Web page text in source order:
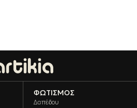
ΦΩΤΙΣΜΌΣ
Δαπέδου